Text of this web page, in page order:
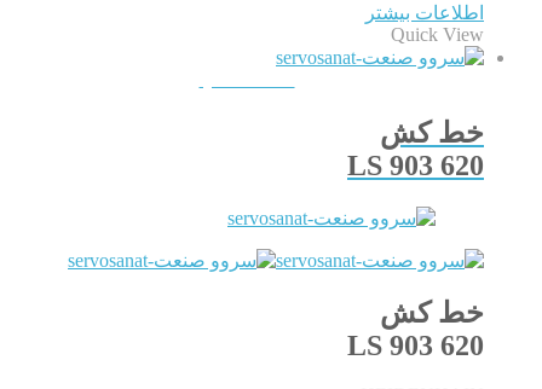
اطلاعات بیشتر
Quick View
خط کش
LS 903 620
خط کش
LS 903 620